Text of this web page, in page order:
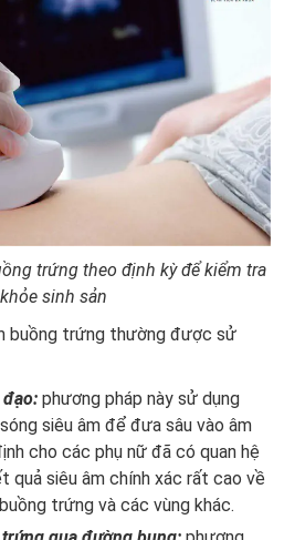
trứng theo định kỳ để kiểm tra
sinh sản
buồng trứng thường được sử
đạo: phương pháp này sử dụng
siêu âm để đưa sâu vào âm
cho các phụ nữ đã có quan hệ
quả siêu âm chính xác rất cao về
trứng và các vùng khác.